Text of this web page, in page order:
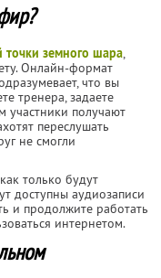
точки земного шара,
Онлайн-формат
что вы
тренера, задаете
участники получают
переслушать
не смогли
только будут
доступны аудиозаписи
и продолжите работать
интернетом.